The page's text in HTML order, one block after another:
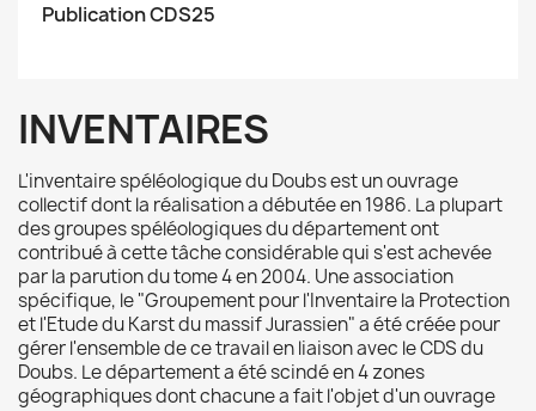
Publication CDS25
INVENTAIRES
L'inventaire spéléologique du Doubs est un ouvrage
collectif dont la réalisation a débutée en 1986. La plupart
des groupes spéléologiques du département ont
contribué à cette tâche considérable qui s'est achevée
par la parution du tome 4 en 2004. Une association
spécifique, le "Groupement pour l'Inventaire la Protection
et l'Etude du Karst du massif Jurassien" a été créée pour
gérer l'ensemble de ce travail en liaison avec le CDS du
Doubs. Le département a été scindé en 4 zones
géographiques dont chacune a fait l'objet d'un ouvrage